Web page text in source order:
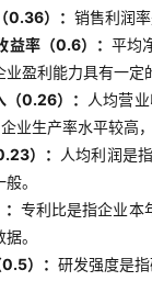
0.36）： 销售利润
益率（0.6）： 平均
盈利能力具有一定
（0.26）：
人均营
业生产率水平较高
）：
人均利润是
。
专利比是指企业本
。
）： 研发强度是